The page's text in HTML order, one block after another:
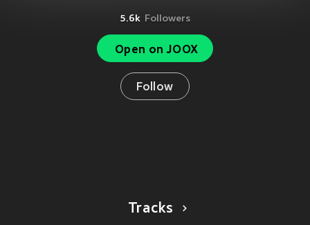
5.6k Followers
Open on JOOX
Follow
Tracks